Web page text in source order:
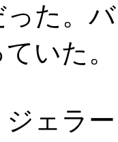
った。
いた
ェラ